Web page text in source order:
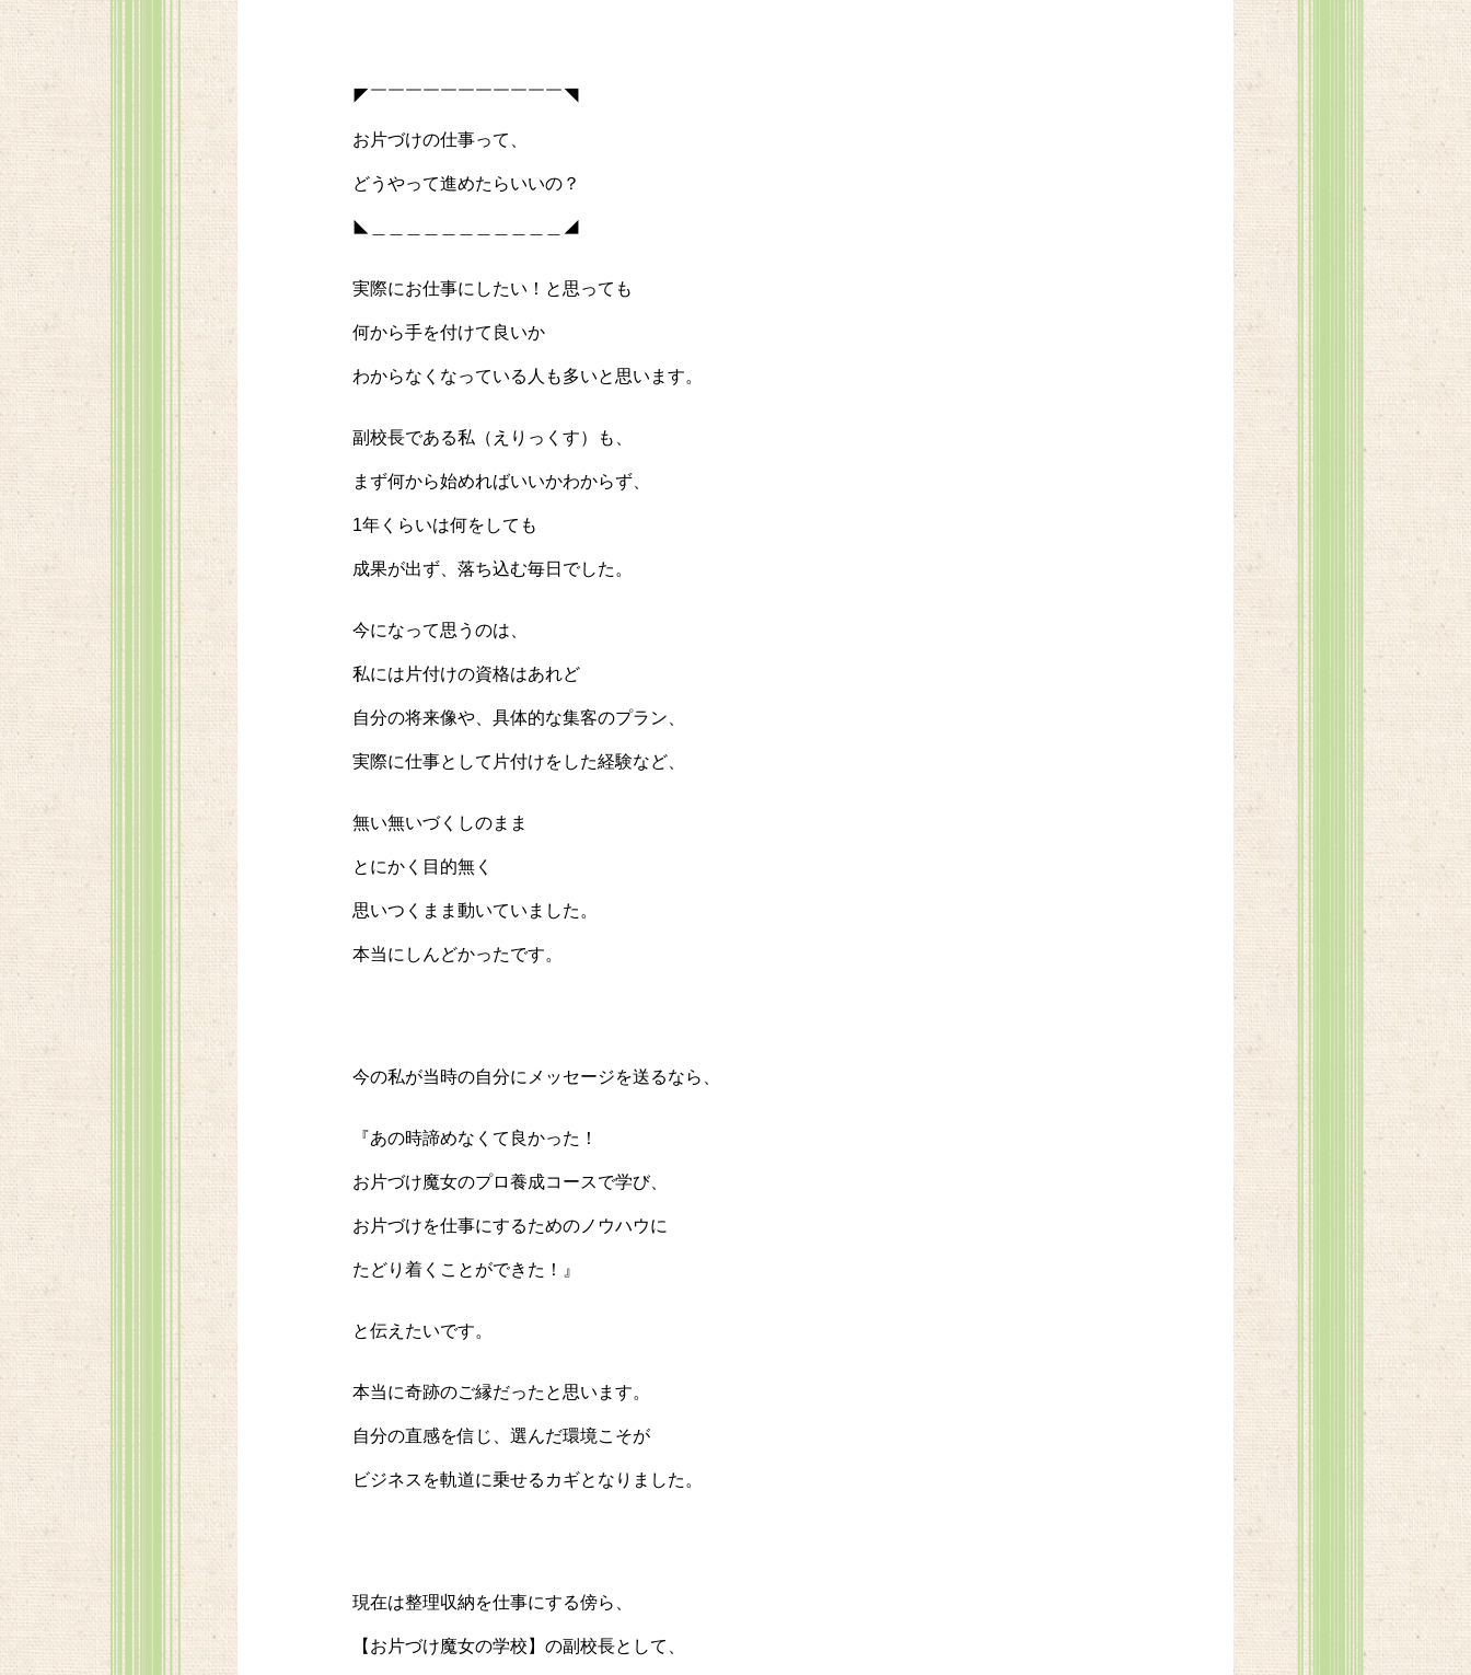
◤￣￣￣￣￣￣￣￣￣￣￣◥
お片づけの仕事って、
どうやって進めたらいいの？
◣＿＿＿＿＿＿＿＿＿＿＿◢
実際にお仕事にしたい！と思っても
何から手を付けて良いか
わからなくなっている人も多いと思います。
副校長である私（えりっくす）も、
まず何から始めればいいかわからず、
1年くらいは何をしても
成果が出ず、落ち込む毎日でした。
今になって思うのは、
私には片付けの資格はあれど
自分の将来像や、具体的な集客のプラン、
実際に仕事として片付けをした経験など、
無い無いづくしのまま
とにかく目的無く
思いつくまま動いていました。
本当にしんどかったです。
今の私が当時の自分にメッセージを送るなら、
『あの時諦めなくて良かった！
お片づけ魔女のプロ養成コースで学び、
お片づけを仕事にするためのノウハウに
たどり着くことができた！』
と伝えたいです。
本当に奇跡のご縁だったと思います。
自分の直感を信じ、選んだ環境こそが
ビジネスを軌道に乗せるカギとなりました。
現在は整理収納を仕事にする傍ら、
【お片づけ魔女の学校】の副校長として、